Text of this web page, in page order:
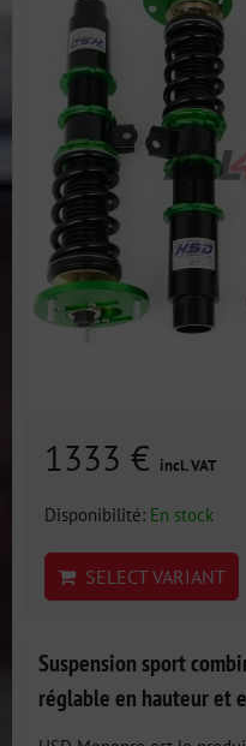
1333 € incl. VAT
Disponibilité: En stock
SELECT VARIANT
Suspension sport
réglable en hauteur et